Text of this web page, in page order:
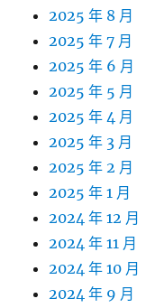
2025 年 8 月
2025 年 7 月
2025 年 6 月
2025 年 5 月
2025 年 4 月
2025 年 3 月
2025 年 2 月
2025 年 1 月
2024 年 12 月
2024 年 11 月
2024 年 10 月
2024 年 9 月